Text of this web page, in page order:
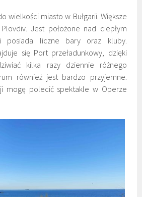
wielkości miasto w Bułgarii. Większe
Jest położone nad ciepłym
posiada liczne bary oraz kluby.
się Port przeładunkowy, dzięki
kilka razy dziennie różnego
również jest bardzo przyjemne.
mogę polecić spektakle w Operze